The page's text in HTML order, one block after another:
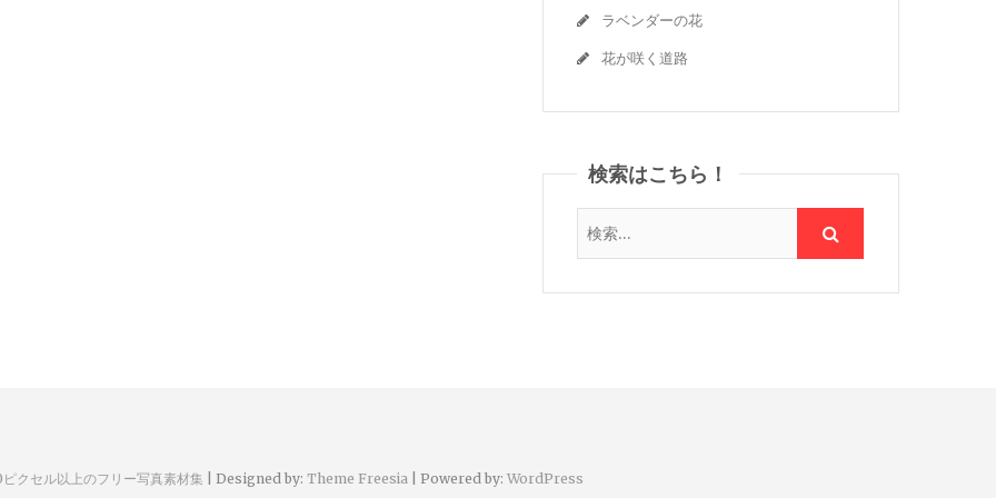
ラベンダーの花
花が咲く道路
検索はこちら！
クセル以上のフリー写真素材集 | Designed by: Theme Freesia| Powered by: WordPress